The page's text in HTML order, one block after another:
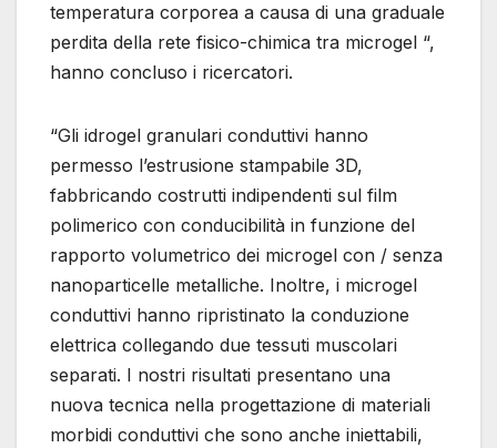
temperatura corporea a causa di una graduale
perdita della rete fisico-chimica tra microgel “,
hanno concluso i ricercatori.
“Gli idrogel granulari conduttivi hanno
permesso l’estrusione stampabile 3D,
fabbricando costrutti indipendenti sul film
polimerico con conducibilità in funzione del
rapporto volumetrico dei microgel con / senza
nanoparticelle metalliche. Inoltre, i microgel
conduttivi hanno ripristinato la conduzione
elettrica collegando due tessuti muscolari
separati. I nostri risultati presentano una
nuova tecnica nella progettazione di materiali
morbidi conduttivi che sono anche iniettabili,